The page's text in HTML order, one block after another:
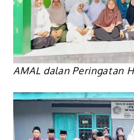
AMAL dalan Peringatan